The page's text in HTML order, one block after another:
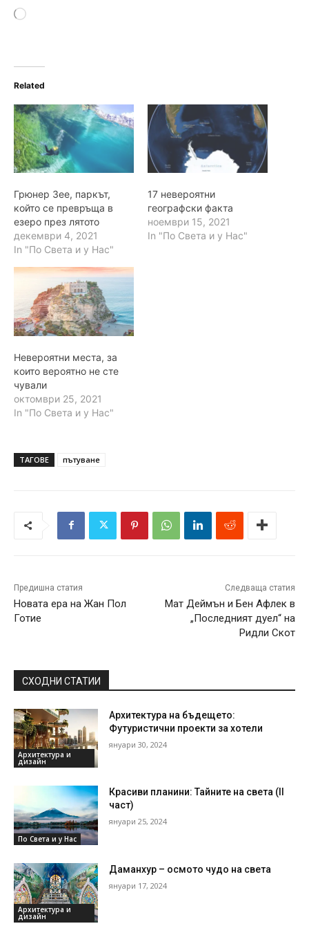
L
i
n
…
Related
Грюнер Зее, паркът,
който се превръща в
езеро през лятото
декември 4, 2021
In "По Света и у Нас"
17 невероятни
географски факта
ноември 15, 2021
In "По Света и у Нас"
Невероятни места, за
които вероятно не сте
чували
октомври 25, 2021
In "По Света и у Нас"
ТАГОВЕ пътуване
Предишна статия
Новата ера на Жан Пол
Готие
Следваща статия
Мат Деймън и Бен Афлек в
„Последният дуел“ на
Ридли Скот
СХОДНИ СТАТИИ
Архитектура и
дизайн
Архитектура на бъдещето:
Футуристични проекти за хотели
януари 30, 2024
По Света и у Нас
Красиви планини: Тайните на света (II
част)
януари 25, 2024
Архитектура и
дизайн
Даманхур – осмото чудо на света
януари 17, 2024